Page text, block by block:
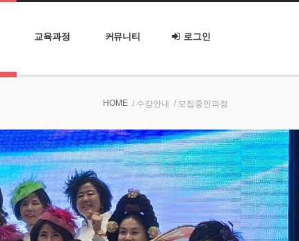
교육과정 커뮤니티 로그인
HOME / 수강안내 / 모집중인과정